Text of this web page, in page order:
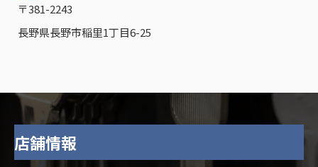
〒381-2243
長野県長野市稲里1丁目6-25
店舗情報